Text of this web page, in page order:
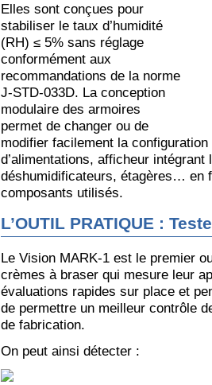
Elles sont conçues pour
stabiliser le taux d’humidité
(RH) ≤ 5% sans réglage
conformément aux
recommandations de la norme
J-STD-033D. La conception
modulaire des armoires
permet de changer ou de
modifier facilement la
d’alimentations, afficheur intégrant
déshumidificateurs, étagères… en
composants utilisés.
L’OUTIL PRATIQUE :
Le Vision MARK-1 est le premier
crèmes à braser qui mesure leur
évaluations rapides sur place et
de permettre un meilleur contrôle
de fabrication.
On peut ainsi détecter :